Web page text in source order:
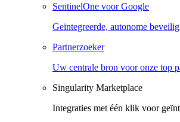
SentinelOne voor Google
Geïntegreerde, autonome
Partnerzoeker
Uw centrale bron voor onze top
Singularity Marketplace
Integraties met één klik voor